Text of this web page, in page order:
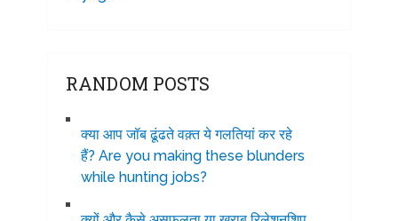
RANDOM POSTS
क्या आप जॉब ढूंढते वक़्त ये गलतियां कर रहे
हैं? Are you making these blunders
while hunting jobs?